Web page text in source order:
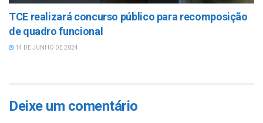
TCE realizará concurso público para recomposição
de quadro funcional
14 DE JUNHO DE 2024
Deixe um comentário